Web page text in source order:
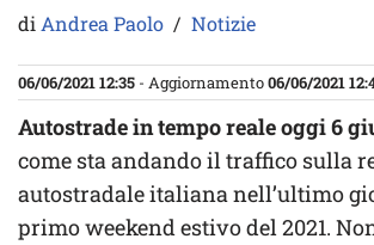
diAndrea Paolo Notizie
06/06/2021 12:35 - Aggiornamento06/06/2021
Autostrade in tempo reale oggi 6
come sta andando il traffico sulla
autostradale italiana nell’ultimo
primo weekend estivo del 2021.